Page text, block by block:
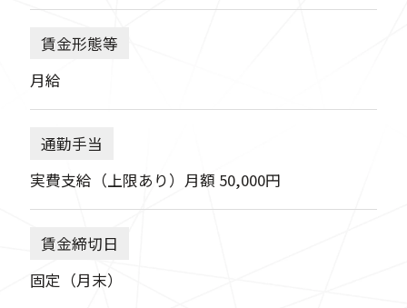
賃金形態等
月給
通勤手当
実費支給（上限あり）月額 50,000円
賃金締切日
固定（月末）